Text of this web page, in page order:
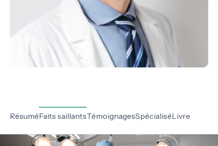
RésuméFaits saillantsTémoignagesSpécialiséLivre